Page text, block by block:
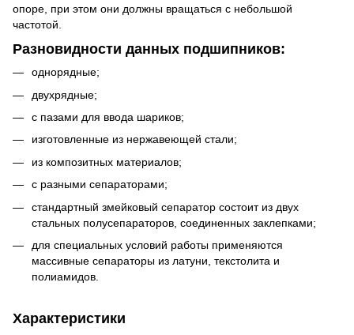
опоре, при этом они должны вращаться с небольшой
частотой.
Разновидности данных подшипников:
однорядные;
двухрядные;
с пазами для ввода шариков;
изготовленные из нержавеющей стали;
из композитных материалов;
с разными сепараторами;
стандартный змейковый сепаратор состоит из двух
стальных полусепараторов, соединенных заклепками;
для специальных условий работы применяются
массивные сепараторы из латуни, текстолита и
полиамидов.
Характеристики